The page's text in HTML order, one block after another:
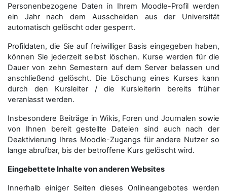
Personenbezogene Daten in Ihrem Moodle-Profil werden
ein Jahr nach dem Ausscheiden aus der Universität
automatisch gelöscht oder gesperrt.
Profildaten, die Sie auf freiwilliger Basis eingegeben haben,
können Sie jederzeit selbst löschen. Kurse werden für die
Dauer von zehn Semestern auf dem Server belassen und
anschließend gelöscht. Die Löschung eines Kurses kann
durch den Kursleiter / die Kursleiterin bereits früher
veranlasst werden.
Insbesondere Beiträge in Wikis, Foren und Journalen sowie
von Ihnen bereit gestellte Dateien sind auch nach der
Deaktivierung Ihres Moodle-Zugangs für andere Nutzer so
lange abrufbar, bis der betroffene Kurs gelöscht wird.
Eingebettete Inhalte von anderen Websites
Innerhalb einiger Seiten dieses Onlineangebotes werden